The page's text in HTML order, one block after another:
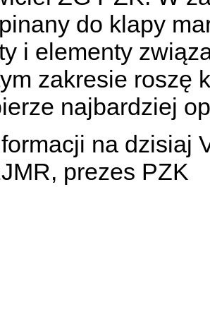
do klapy
i elementy
zakresie roszę
najbardziej
na dzisiaj
prezes PZK